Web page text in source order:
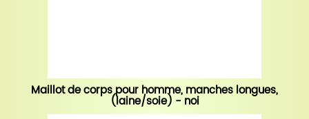
Maillot de corps pour homme, manches longues,
(laine/soie) - noi